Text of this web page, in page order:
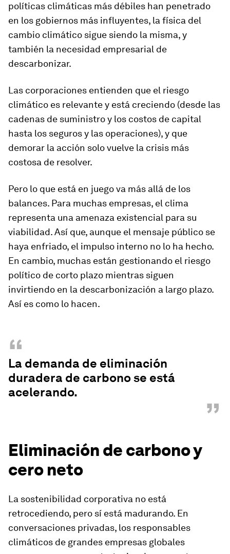
políticas climáticas más débiles han penetrado
en los gobiernos más influyentes, la física del
cambio climático sigue siendo la misma, y
también la necesidad empresarial de
descarbonizar.
Las corporaciones entienden que el riesgo
climático es relevante y está creciendo (desde las
cadenas de suministro y los costos de capital
hasta los seguros y las operaciones), y que
demorar la acción solo vuelve la crisis más
costosa de resolver.
Pero lo que está en juego va más allá de los
balances. Para muchas empresas, el clima
representa una amenaza existencial para su
viabilidad. Así que, aunque el mensaje público se
haya enfriado, el impulso interno no lo ha hecho.
En cambio, muchas están gestionando el riesgo
político de corto plazo mientras siguen
invirtiendo en la descarbonización a largo plazo.
Así es como lo hacen.
“
La demanda de eliminación
duradera de carbono se está
acelerando.
”
Eliminación de carbono y
cero neto
La sostenibilidad corporativa no está
retrocediendo, pero sí está madurando. En
conversaciones privadas, los responsables
climáticos de grandes empresas globales